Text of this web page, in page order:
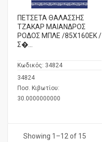
ΠΕΤΣΕΤΑ ΘΑΛΑΣΣΗΣ
ΤΖΑΚΑΡ ΜΑΙΑΝΔΡΟΣ
ΡΟΔΟΣ ΜΠΛΕ /85X160ΕΚ /
Σ�...
Κωδικός: 34824
34824
Ποσ. Κιβωτίου:
30.0000000000
Showing 1–12 of 15